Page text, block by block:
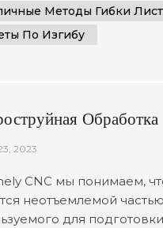
Методы Гибки
По Изгибу
Обработка
2023
CNC мы понимаем,
неотъемлемой
для